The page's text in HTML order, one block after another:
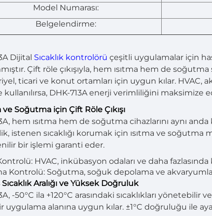
Model Numarası:
Belgelendirme:
Dijital Sıcaklık kontrolörü çeşitli uygulamalar için
Çift röle çıkışıyla, hem ısıtma hem de
ticari ve konut ortamları için uygun kılar. HVAC,
DHK-713A enerji verimliliğini maksimize
ve Soğutma için Çift Röle Çıkışı
hem ısıtma hem de soğutma cihazlarını aynı
istenen sıcaklığı korumak için ısıtma ve soğutma
bir işlemi garanti eder.
HVAC, inkübasyon odaları ve daha fazlasında
Kontrolü: Soğutma, soğuk depolama ve
Aralığı ve Yüksek Doğruluk
-50°C ila +120°C arasındaki sıcaklıkları
uygulama alanına uygun kılar. ±1°C doğruluğu ile